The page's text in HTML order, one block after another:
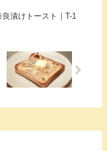
良漬けトースト｜T-1